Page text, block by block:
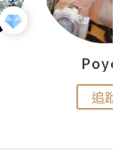
追蹤